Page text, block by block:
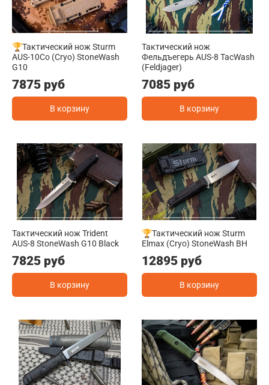
🏆Тактический нож Sturm
AUS-10Co (Cryo) StoneWash
G10
7875 руб
В корзину
Тактический нож
Фельдъегерь AUS-8 TacWash
(Feldjager)
7085 руб
В корзину
Тактический нож Trident
AUS-8 StoneWash G10 Black
7825 руб
В корзину
🏆Тактический нож Sturm
Elmax (Cryo) StoneWash BH
12895 руб
В корзину